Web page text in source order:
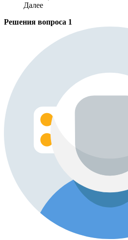
Далее
Решения вопроса 1